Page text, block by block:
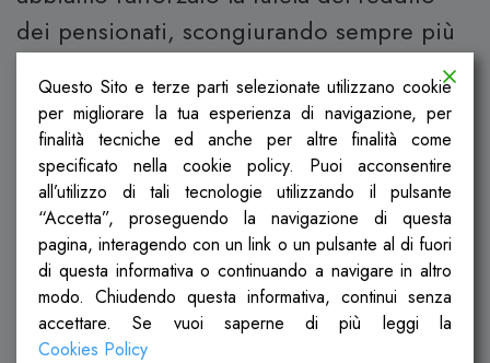
dei pensionati, scongiurando sempre più
la possibilità che questi superino la soglia
di povertà assoluta.
In ogni sede territoriale, ogni iscritto può
trovare tutto il sostegno del quale
necessita, informazioni esaustiveed
aggiornate riguardanti la propria
situazione reddituale,vicinanza e ascolto
di qualsivoglia necessità.
Questo Sito e terze parti selezionate utilizzano cookie
per migliorare la tua esperienza di navigazione, per
finalità tecniche ed anche per altre finalità come
specificato nella cookie policy. Puoi acconsentire
all’utilizzo di tali tecnologie utilizzando il pulsante
“Accetta”, proseguendo la navigazione di questa
pagina, interagendo con un link o un pulsante al di fuori
di questa informativa o continuando a navigare in altro
modo. Chiudendo questa informativa, continui senza
accettare. Se vuoi saperne di più leggi la
Cookies Policy